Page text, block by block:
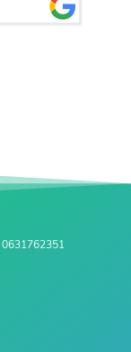
0631762351